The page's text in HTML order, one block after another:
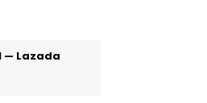
I — Lazada